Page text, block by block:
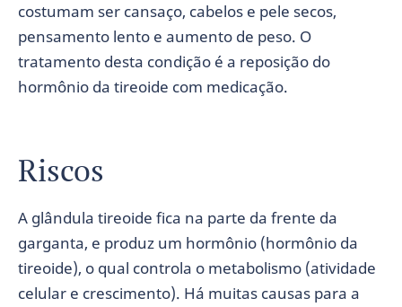
costumam ser cansaço, cabelos e pele secos,
pensamento lento e aumento de peso. O
tratamento desta condição é a reposição do
hormônio da tireoide com medicação.
Riscos
A glândula tireoide fica na parte da frente da
garganta, e produz um hormônio (hormônio da
tireoide), o qual controla o metabolismo (atividade
celular e crescimento). Há muitas causas para a